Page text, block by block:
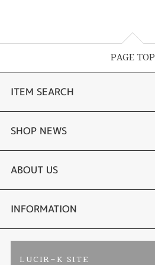
PAGE TOP
ITEM SEARCH
商品一覧
婚約指輪
結婚指輪
ブランドリスト
SHOP NEWS
リフォーム
金・プラチナ買取り
金属アレルギーお悩み相談
ABOUT US
会社概要
INFORMATION
LUCIR-K SITE